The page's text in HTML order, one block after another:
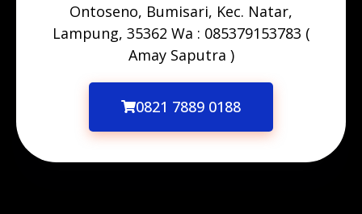
Ontoseno, Bumisari, Kec. Natar,
Lampung, 35362 Wa : 085379153783 (
Amay Saputra )
0821 7889 0188